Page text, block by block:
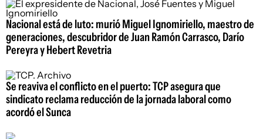
Nacional está de luto: murió Miguel Ignomiriello, maestro de
generaciones, descubridor de Juan Ramón Carrasco, Darío
Pereyra y Hebert Revetria
Se reaviva el conflicto en el puerto: TCP asegura que
sindicato reclama reducción de la jornada laboral como
acordó el Sunca